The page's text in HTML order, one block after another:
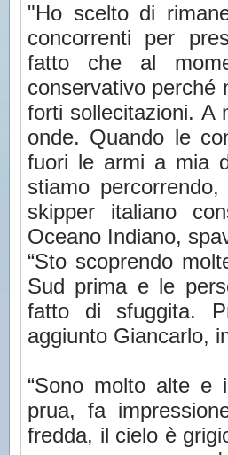
"Ho scelto di
concorrenti per
fatto che al
conservativo perché
forti sollecitazioni. A
onde. Quando le
fuori le armi a mia
stiamo
skipper italiano
Oceano Indiano,
“Sto scoprendo
Sud prima e le
fatto di sfuggita.
aggiunto Giancarlo,
“Sono molto alte e
prua, fa
fredda, il cielo è